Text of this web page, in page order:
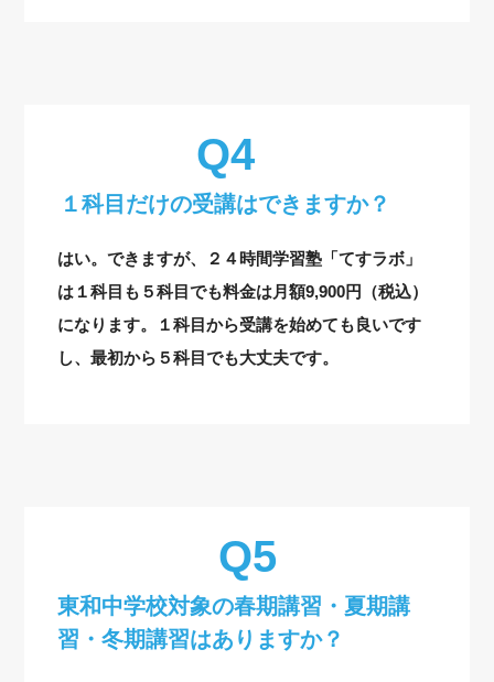
１科目だけの受講はできますか？
はい。できますが、２４時間学習塾「てすラボ」
は１科目も５科目でも料金は月額9,900円（税込）
になります。１科目から受講を始めても良いです
し、最初から５科目でも大丈夫です。
東和中学校対象の春期講習・夏期講
習・冬期講習はありますか？